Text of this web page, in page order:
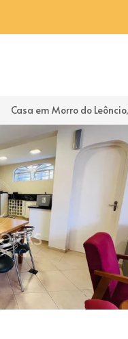
Casa em Morro do